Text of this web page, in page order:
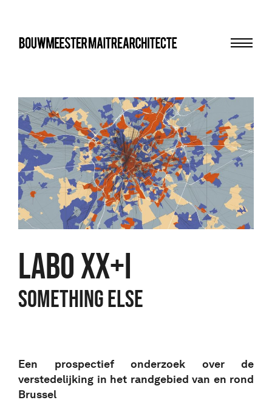
bma
LABO XX+I
SOMETHING ELSE
Een prospectief onderzoek over de
verstedelijking in het randgebied van en rond
Brussel